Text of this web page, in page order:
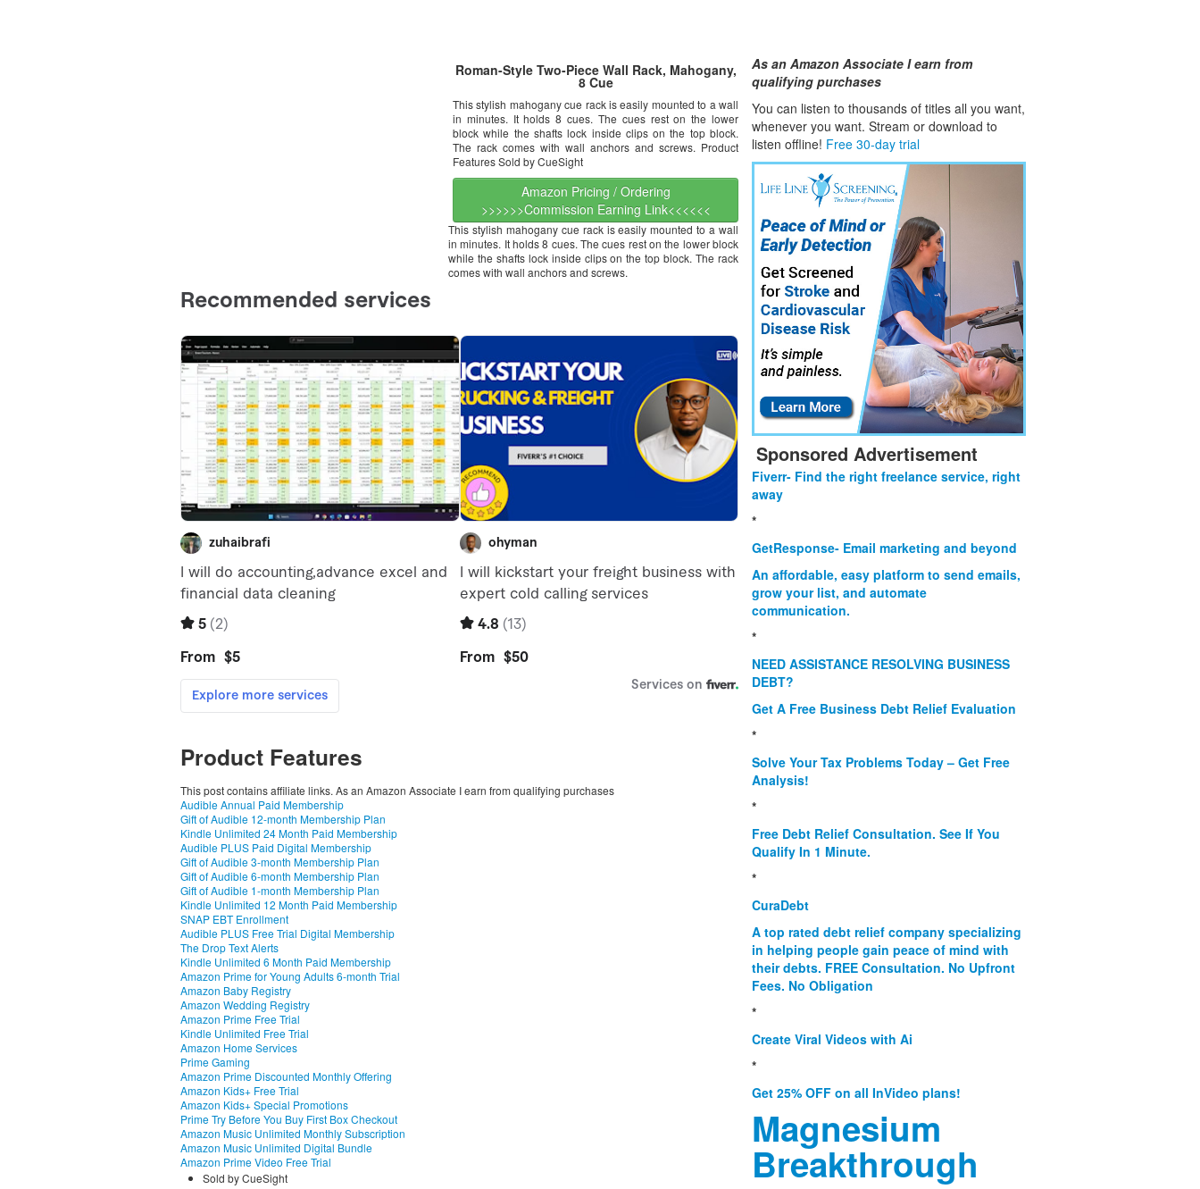
Roman-Style Two-Piece Wall Rack, Mahogany,
8 Cue
This stylish mahogany cue rack is easily mounted to a wall
in minutes. It holds 8 cues. The cues rest on the lower
block while the shafts lock inside clips on the top block.
The rack comes with wall anchors and screws. Product
Features Sold by CueSight
Amazon Pricing / Ordering
>>>>>>Commission Earning Link<<<<<<
This stylish mahogany cue rack is easily mounted to a wall
in minutes. It holds 8 cues. The cues rest on the lower block
while the shafts lock inside clips on the top block. The rack
comes with wall anchors and screws.
Product Features
This post contains affiliate links. As an Amazon Associate I earn from qualifying purchases
Audible Annual Paid Membership
Gift of Audible 12-month Membership Plan
Kindle Unlimited 24 Month Paid Membership
Audible PLUS Paid Digital Membership
Gift of Audible 3-month Membership Plan
Gift of Audible 6-month Membership Plan
Gift of Audible 1-month Membership Plan
Kindle Unlimited 12 Month Paid Membership
SNAP EBT Enrollment
Audible PLUS Free Trial Digital Membership
The Drop Text Alerts
Kindle Unlimited 6 Month Paid Membership
Amazon Prime for Young Adults 6-month Trial
Amazon Baby Registry
Amazon Wedding Registry
Amazon Prime Free Trial
Kindle Unlimited Free Trial
Amazon Home Services
Prime Gaming
Amazon Prime Discounted Monthly Offering
Amazon Kids+ Free Trial
Amazon Kids+ Special Promotions
Prime Try Before You Buy First Box Checkout
Amazon Music Unlimited Monthly Subscription
Amazon Music Unlimited Digital Bundle
Amazon Prime Video Free Trial
Sold by CueSight
As an Amazon Associate I earn from
qualifying purchases
You can listen to thousands of titles all you want,
whenever you want. Stream or download to
listen offline! Free 30-day trial
Sponsored Advertisement
Fiverr- Find the right freelance service, right
away
*
GetResponse- Email marketing and beyond
An affordable, easy platform to send emails,
grow your list, and automate
communication.
*
NEED ASSISTANCE RESOLVING BUSINESS
DEBT?
Get A Free Business Debt Relief Evaluation
*
Solve Your Tax Problems Today – Get Free
Analysis!
*
Free Debt Relief Consultation. See If You
Qualify In 1 Minute.
*
CuraDebt
A top rated debt relief company specializing
in helping people gain peace of mind with
their debts. FREE Consultation. No Upfront
Fees. No Obligation
*
Create Viral Videos with Ai
*
Get 25% OFF on all InVideo plans!
Magnesium
Breakthrough